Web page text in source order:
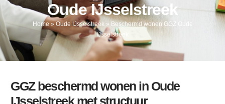
Oude IJsselstreek
Home»Oude IJsselstreek» Beschermd wonen GGZ Oude
IJsselstreek
GGZ beschermd wonen in Oude
IJsselstreek met structuur